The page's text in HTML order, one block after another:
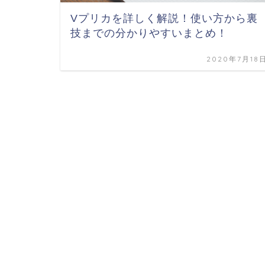
Vプリカを詳しく解説！使い方から裏
技までの分かりやすいまとめ！
2020年7月18